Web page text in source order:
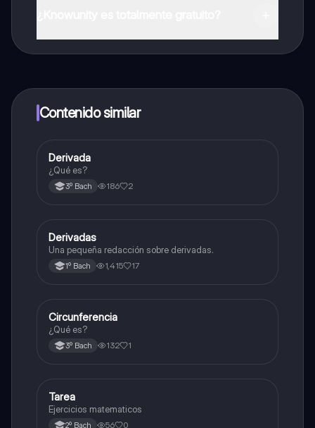
a determinadas funciones.
Contenido similar
DCálculo diferencial
Derivada
¿Qué es?
3º Bach 186 2
DMatemáticas
Derivadas
Una pequeña redacción sobre derivadas.
1º Bach 1,415 17
Geometría y trigonometría
Circunferencia
¿Qué es?
3º Bach 132 1
Matemáticas
Tarea
Ejercicios matematicos
2º Bach 56 0